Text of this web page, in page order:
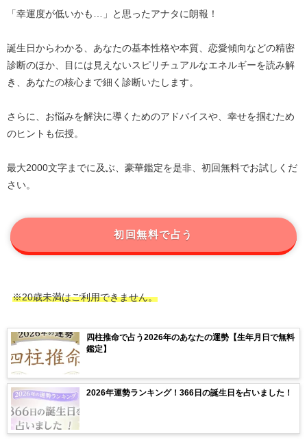
「幸運度が低いかも…」と思ったアナタに朗報！
誕生日からわかる、あなたの基本性格や本質、恋愛傾向などの精密
診断のほか、目には見えないスピリチュアルなエネルギーを読み解
き、あなたの核心まで細く診断いたします。
さらに、お悩みを解決に導くためのアドバイスや、幸せを掴むため
のヒントも伝授。
最大2000文字までに及ぶ、豪華鑑定を是非、初回無料でお試しくだ
さい。
初回無料で占う
※20歳未満はご利用できません。
四柱推命で占う2026年のあなたの運勢【生年月日で無料
鑑定】
2026年運勢ランキング！366日の誕生日を占いました！